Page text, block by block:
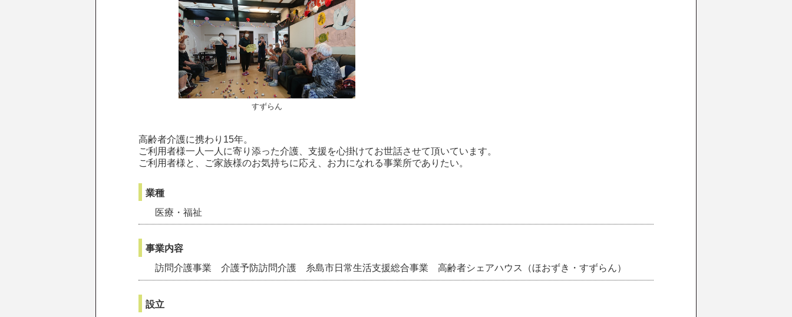
すずらん
高齢者介護に携わり15年。
ご利用者様一人一人に寄り添った介護、支援を心掛けてお世話させて頂いています。
ご利用者様と、ご家族様のお気持ちに応え、お力になれる事業所でありたい。
業種
医療・福祉
事業内容
訪問介護事業 介護予防訪問介護 糸島市日常生活支援総合事業 高齢者シェアハウス（ほおずき・すずらん）
設立